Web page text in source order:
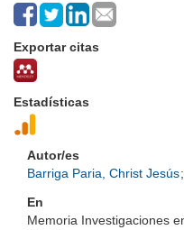
Exportar citas
Estadísticas
Autor/es
Barriga Paria, Christ Jesús;
En
Memoria Investigaciones